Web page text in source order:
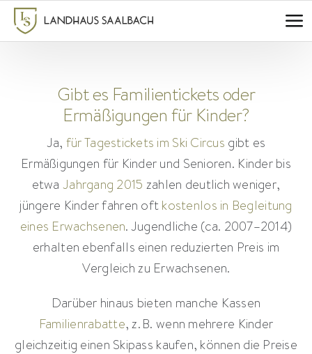
Zum
Inhalt
Gibt es Familientickets oder
Ermäßigungen für Kinder?
Ja, für Tagestickets im Ski Circus gibt es
Ermäßigungen für Kinder und Senioren. Kinder bis
etwaJahrgang 2015 zahlen deutlich weniger,
jüngere Kinder fahren oft kostenlos in Begleitung
eines Erwachsenen. Jugendliche (ca. 2007–2014)
erhalten ebenfalls einen reduzierten Preis im
Vergleich zu Erwachsenen.
Darüber hinaus bieten manche Kassen
Familienrabatte, z. B. wenn mehrere Kinder
gleichzeitig einen Skipass kaufen, können die Preise